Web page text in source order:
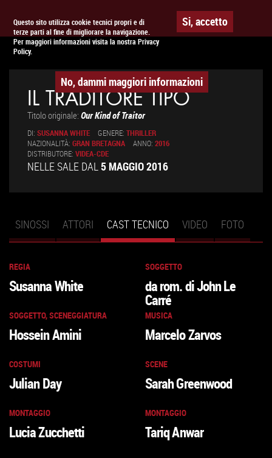
Questo sito utilizza cookie tecnici propri e di
terze parti al fine di migliorare la navigazione.
Per maggiori informazioni visita la nostra Privacy
Policy.
Si, accetto
No, dammi maggiori informazioni
APPUNTAMENTO AL CINEMA
IL TRADITORE TIPO
Titolo originale: Our Kind of Traitor
DI: SUSANNA WHITE GENERE: THRILLER
NAZIONALITÀ: GRAN BRETAGNA ANNO: 2016
DISTRIBUTORE: VIDEA-CDE
NELLE SALE DAL5 MAGGIO 2016
Schede primarie
SINOSSI ATTORI CAST TECNICO (SCHEDA
ATTIVA)
VIDEO FOTO
REGIA
Susanna White
SOGGETTO
da rom. di John Le
Carré
SOGGETTO, SCENEGGIATURA
Hossein Amini
MUSICA
Marcelo Zarvos
COSTUMI
Julian Day
SCENE
Sarah Greenwood
MONTAGGIO
Lucia Zucchetti
MONTAGGIO
Tariq Anwar